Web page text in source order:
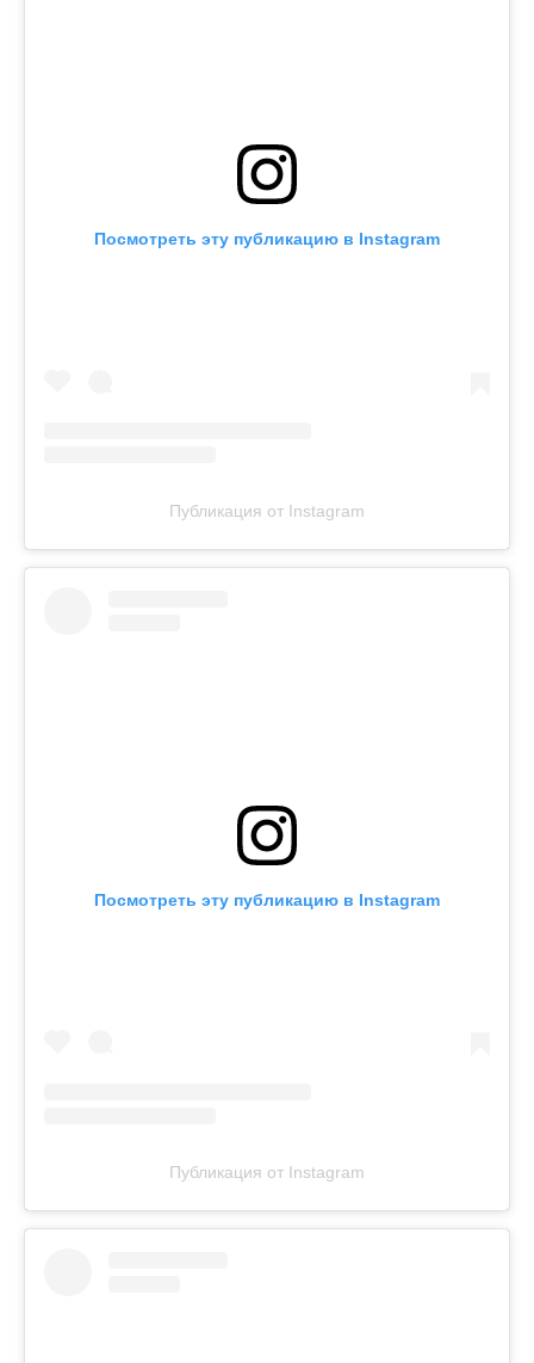
Посмотреть эту публикацию в Instagram
Публикация от Instagram
Посмотреть эту публикацию в Instagram
Публикация от Instagram